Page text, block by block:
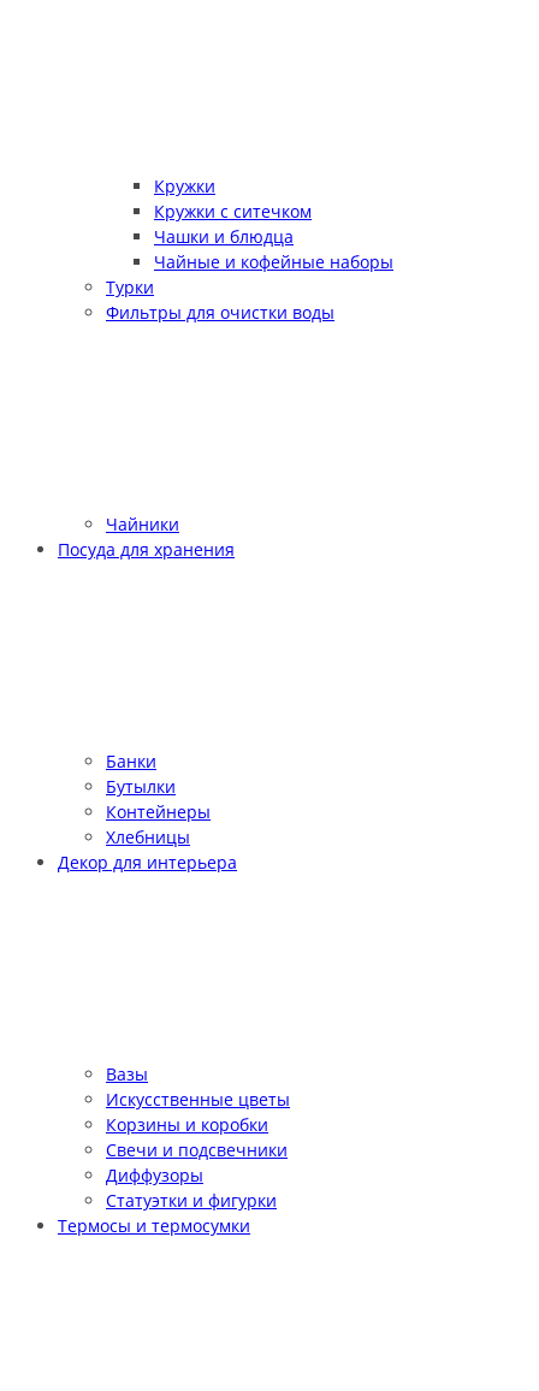
Кружки
Кружки с ситечком
Чашки и блюдца
Чайные и кофейные наборы
Турки
Фильтры для очистки воды
Чайники
Посуда для хранения
Банки
Бутылки
Контейнеры
Хлебницы
Декор для интерьера
Вазы
Искусственные цветы
Корзины и коробки
Свечи и подсвечники
Диффузоры
Статуэтки и фигурки
Термосы и термосумки